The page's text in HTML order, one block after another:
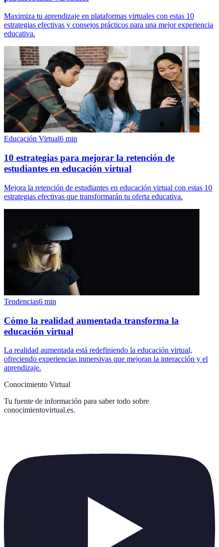
Maximiza tu aprendizaje en plataformas virtuales con estas 10
estrategias efectivas y consejos prácticos para una mejor experiencia
educativa.
Educación Virtual6 min
10 estrategias para mejorar la retención de
estudiantes en educación virtual
Mejora la retención de estudiantes en educación virtual con estas 10
estrategias efectivas que transformarán tu oferta educativa.
Tendencias6 min
Cómo la realidad aumentada transforma la
educación virtual
La realidad aumentada está redefiniendo la educación virtual,
ofreciendo experiencias inmersivas que mejoran la interacción y el
aprendizaje.
Conocimiento Virtual
Tu fuente de información para saber todo sobre
conocimientovirtual.es.